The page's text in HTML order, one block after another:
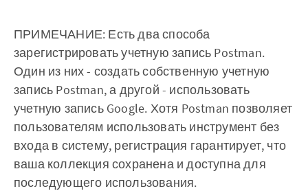
ПРИМЕЧАНИЕ: Есть два способа
зарегистрировать учетную запись Postman.
Один из них - создать собственную учетную
запись Postman, а другой - использовать
учетную запись Google. Хотя Postman позволяет
пользователям использовать инструмент без
входа в систему, регистрация гарантирует, что
ваша коллекция сохранена и доступна для
последующего использования.